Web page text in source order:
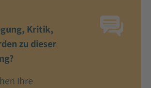
Kritik,
zu dieser
Ihre